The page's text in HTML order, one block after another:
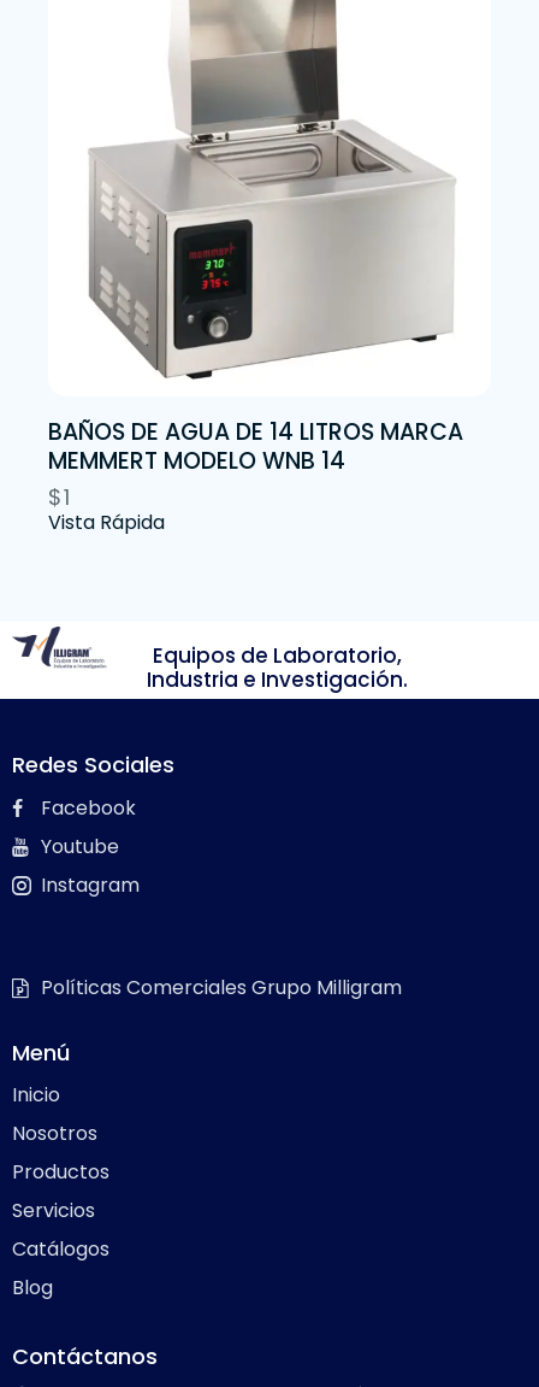
BAÑOS DE AGUA DE 14 LITROS MARCA
MEMMERT MODELO WNB 14
$1
Vista Rápida
Equipos de Laboratorio,
Industria e Investigación.
Redes Sociales
Facebook
Youtube
Instagram
Políticas Comerciales Grupo Milligram
Menú
Inicio
Nosotros
Productos
Servicios
Catálogos
Blog
Contáctanos